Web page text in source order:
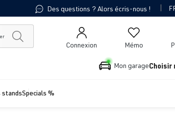
Des questions ? Alors écris-nous ! |
Mémo
Connexion
Mon garageChoisir
standsSpecials %